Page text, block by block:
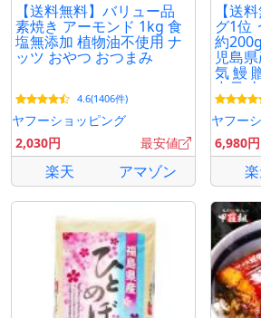
【送料無料】バリュー品
素焼き アーモンド 1kg 食
塩無添加 植物油不使用 ナ
ッツ おやつ おつまみ
4.6(1406件)
ヤフーショッピング
2,030円
最安値
楽天 アマゾン
【送
グ1位
約
児島
気 鰻
中元
ヤフー
6,980円